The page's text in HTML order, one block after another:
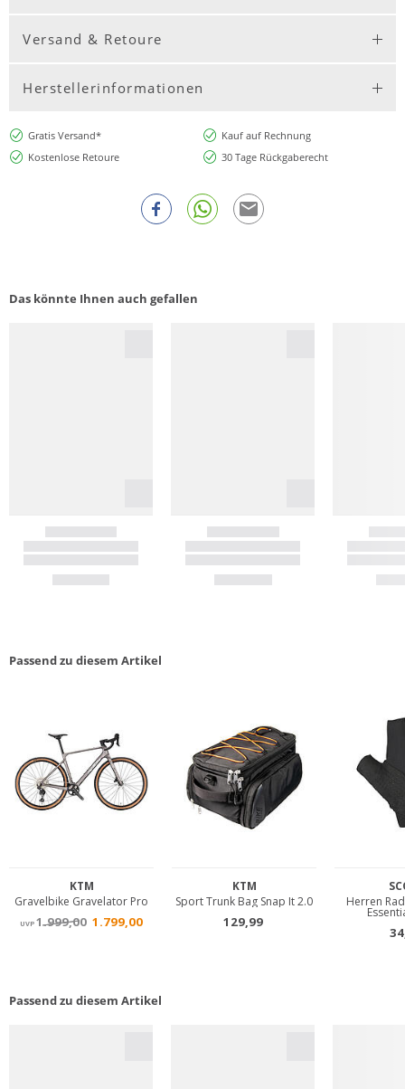
Versand & Retoure
Herstellerinformationen
Gratis Versand*
Kauf auf Rechnung
Kostenlose Retoure
30 Tage Rückgaberecht
Das könnte Ihnen auch gefallen
Passend zu diesem Artikel
Passend zu diesem Artikel